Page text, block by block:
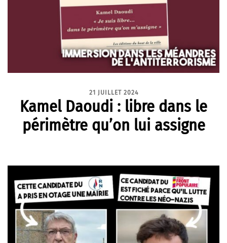
21 JUILLET 2024
Kamel Daoudi : libre dans le
périmètre qu’on lui assigne